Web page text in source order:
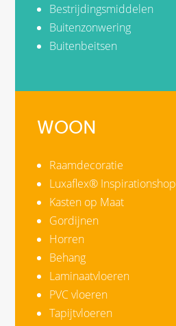
Bestrijdingsmiddelen
Buitenzonwering
Buitenbeitsen
WOON
Raamdecoratie
Luxaflex® Inspirationshop
Kasten op Maat
Gordijnen
Horren
Behang
Laminaatvloeren
PVC vloeren
Tapijtvloeren